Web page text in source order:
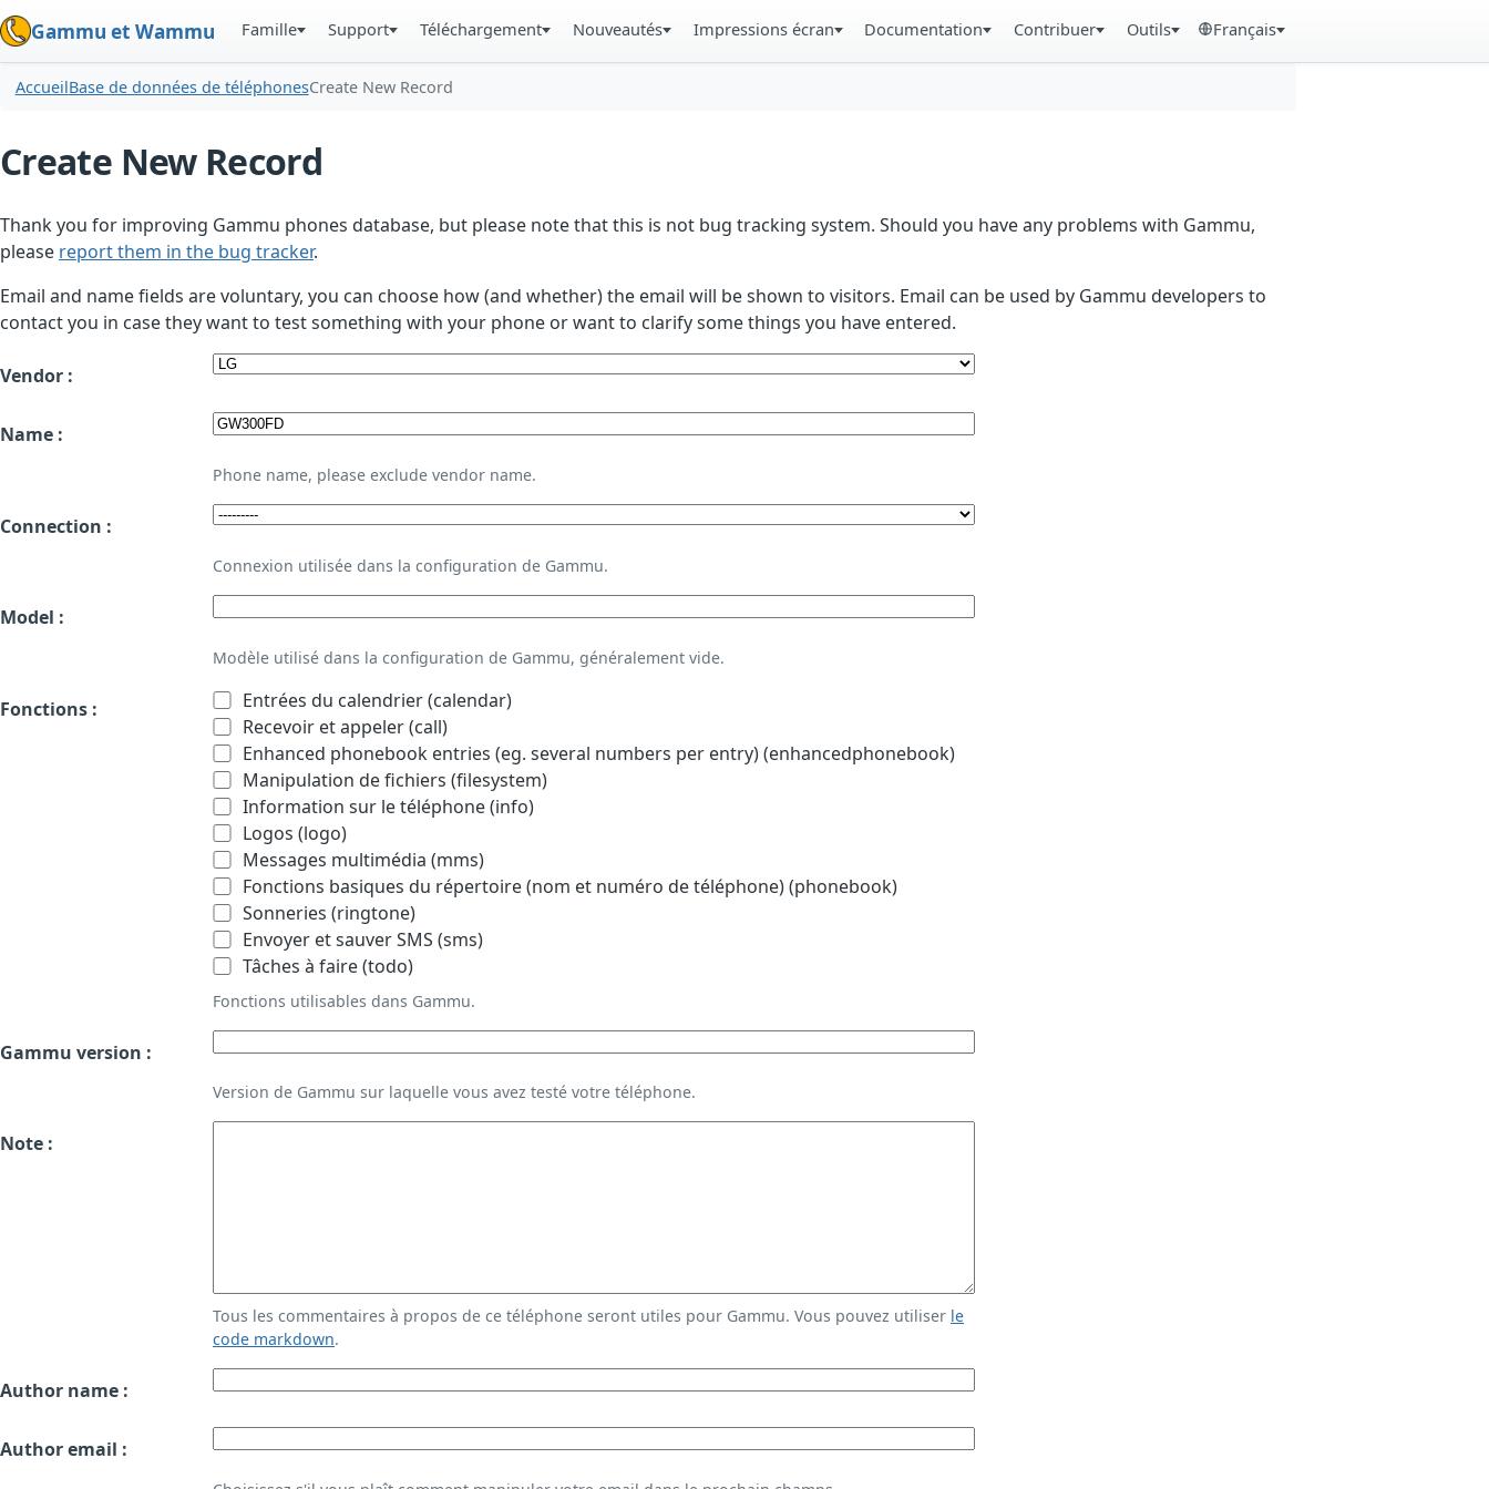
Gammu et Wammu Famille Support Téléchargement Nouveautés Impressions écran Documentation Contribuer Outils Français
AccueilBase de données de téléphonesCreate New Record
Create New Record
Thank you for improving Gammu phones database, but please note that this is not bug tracking system. Should you have any problems with Gammu,
please report them in the bug tracker.
Email and name fields are voluntary, you can choose how (and whether) the email will be shown to visitors. Email can be used by Gammu developers to
contact you in case they want to test something with your phone or want to clarify some things you have entered.
Vendor :
Name :
Phone name, please exclude vendor name.
Connection :
Connexion utilisée dans la configuration de Gammu.
Model :
Modèle utilisé dans la configuration de Gammu, généralement vide.
Fonctions :
Entrées du calendrier (calendar)
Recevoir et appeler (call)
Enhanced phonebook entries (eg. several numbers per entry) (enhancedphonebook)
Manipulation de fichiers (filesystem)
Information sur le téléphone (info)
Logos (logo)
Messages multimédia (mms)
Fonctions basiques du répertoire (nom et numéro de téléphone) (phonebook)
Sonneries (ringtone)
Envoyer et sauver SMS (sms)
Tâches à faire (todo)
Fonctions utilisables dans Gammu.
Gammu version :
Version de Gammu sur laquelle vous avez testé votre téléphone.
Note :
Tous les commentaires à propos de ce téléphone seront utiles pour Gammu. Vous pouvez utiliser le
code markdown.
Author name :
Author email :